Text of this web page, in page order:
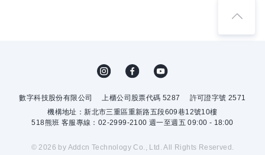
數字科技股份有限公司 上櫃公司股票代碼 5287
許可證字號 2571
機構地址：新北市三重區重新路五段609巷12號10樓
518熊班 客服專線：02-2999-2100 週一至週五 09:00 - 18:00
© 2026 by Addcn Technology Co., Ltd. All Rights Reserved.